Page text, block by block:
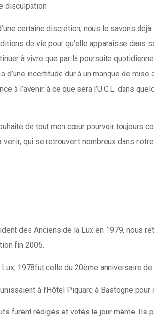
disculpation.
certaine discrétion, nous le savons
de vie pour qu’elle apparaisse dans
à vivre que par la poursuite
incertitude dur à un manque de
à l’avenir, à ce que sera l’U.C.L. dans
de tout mon cœur pourvoir toujours
venir, qui se retrouvent nombreux dans
des Anciens de la Lux en 1979, nous
fin 2005.
1978fut celle du 20ème anniversaire
à l’Hôtel Piquard à Bastogne pour
furent rédigés et votés le jour même.